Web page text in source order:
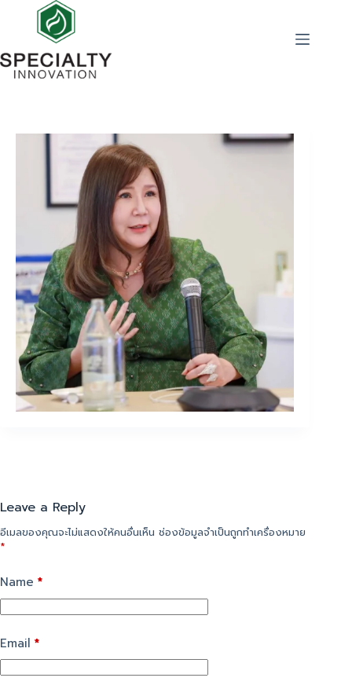
Leave a Reply
อีเมลของคุณจะไม่แสดงให้คนอื่นเห็น ช่องข้อมูลจำเป็นถูกทำเครื่องหมาย
*
Name *
Email *